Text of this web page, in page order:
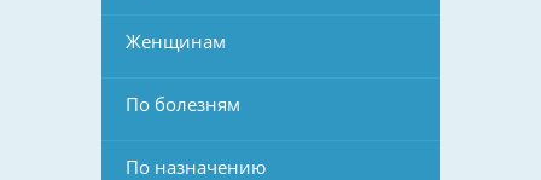
Женщинам
По болезням
По назначению